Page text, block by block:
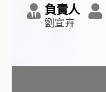
負責人
劉宣卉